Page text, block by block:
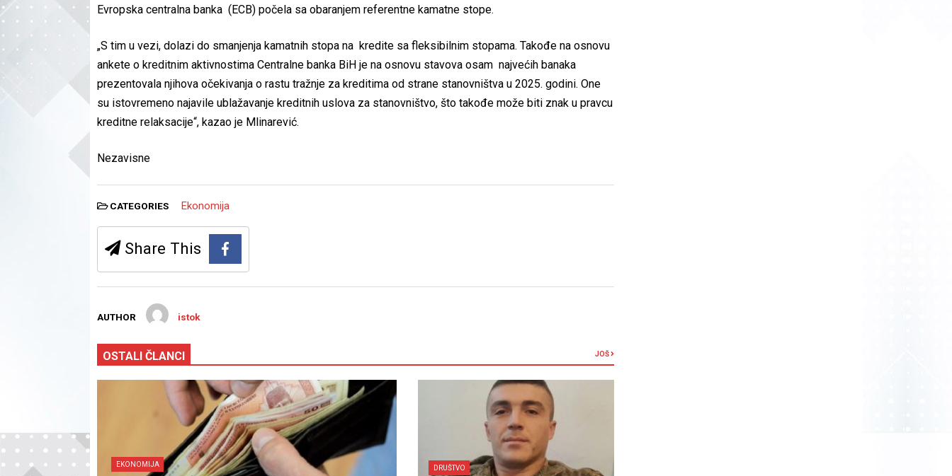
Evropska centralna banka (ECB) počela sa obaranjem referentne kamatne stope.
„S tim u vezi, dolazi do smanjenja kamatnih stopa na kredite sa fleksibilnim stopama. Takođe na osnovu
ankete o kreditnim aktivnostima Centralne banka BiH je na osnovu stavova osam najvećih banaka
prezentovala njihova očekivanja o rastu tražnje za kreditima od strane stanovništva u 2025. godini. One
su istovremeno najavile ublažavanje kreditnih uslova za stanovništvo, što takođe može biti znak u pravcu
kreditne relaksacije“, kazao je Mlinarević.
Nezavisne
CATEGORIES Ekonomija
Share This
AUTHOR istok
OSTALI ČLANCI JOŠ
EKONOMIJA DRUŠTVO